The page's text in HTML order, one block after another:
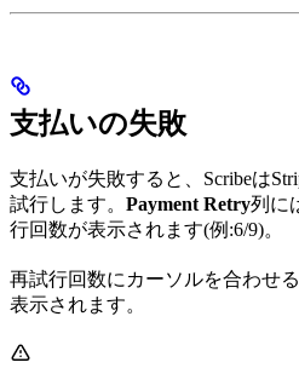
支払いの失敗
支払いが失敗すると、Scribeは
試行します。 Payment Retry列に
行回数が表示されます(例:6/9)。
再試行回数にカーソルを合わせ
表示されます。